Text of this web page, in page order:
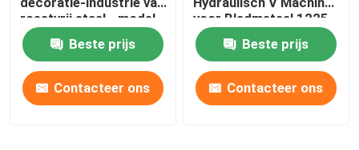
roestvrij staal - model
1225
Beste prijs
Contacteer ons
voor Bladmetaal 1225
groeven
Beste prijs
Contacteer ons